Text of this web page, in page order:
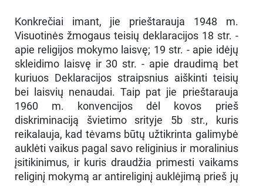
Konkrečiai imant, jie prieštarauja 1948 m.
Visuotinės žmogaus teisių deklaracijos 18 str. -
apie religijos mokymo laisvę; 19 str. - apie idėjų
skleidimo laisvę ir 30 str. - apie draudimą bet
kuriuos Deklaracijos straipsnius aiškinti teisių
bei laisvių nenaudai. Taip pat jie prieštarauja
1960 m. konvencijos dėl kovos prieš
diskriminaciją švietimo srityje 5b str., kuris
reikalauja, kad tėvams būtų užtikrinta galimybė
auklėti vaikus pagal savo religinius ir moralinius
įsitikinimus, ir kuris draudžia primesti vaikams
religinį mokymą ar antireliginį auklėjimą prieš jų